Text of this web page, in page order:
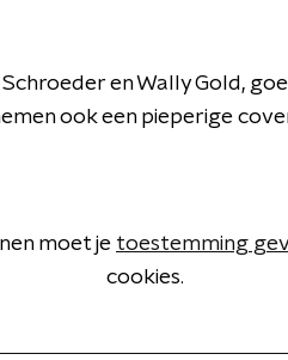
en Wally Gold,
ook een pieperige
moet je toestemming
cookies.